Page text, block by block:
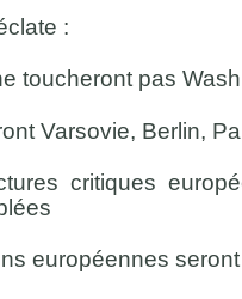
:
toucheront pas
Varsovie, Berlin,
critiques
européennes